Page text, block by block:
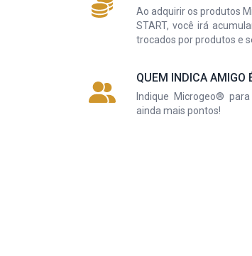
Ao adquirir os produtos
START, você irá
trocados por produtos e
QUEM INDICA AMIGO
Indique Microgeo®
ainda mais pontos!